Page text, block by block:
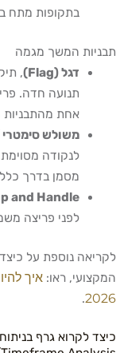
בתקופות מתח
תבניות המשך מגמה
דגל (Flag)
,
תנועה חדה.
אחת מהתבניות
משולש סימטרי
מסמן בדרך
and Handle
לפני פריצה
לקריאה נוספת על
המקצועי, ראו: איך
2026
.